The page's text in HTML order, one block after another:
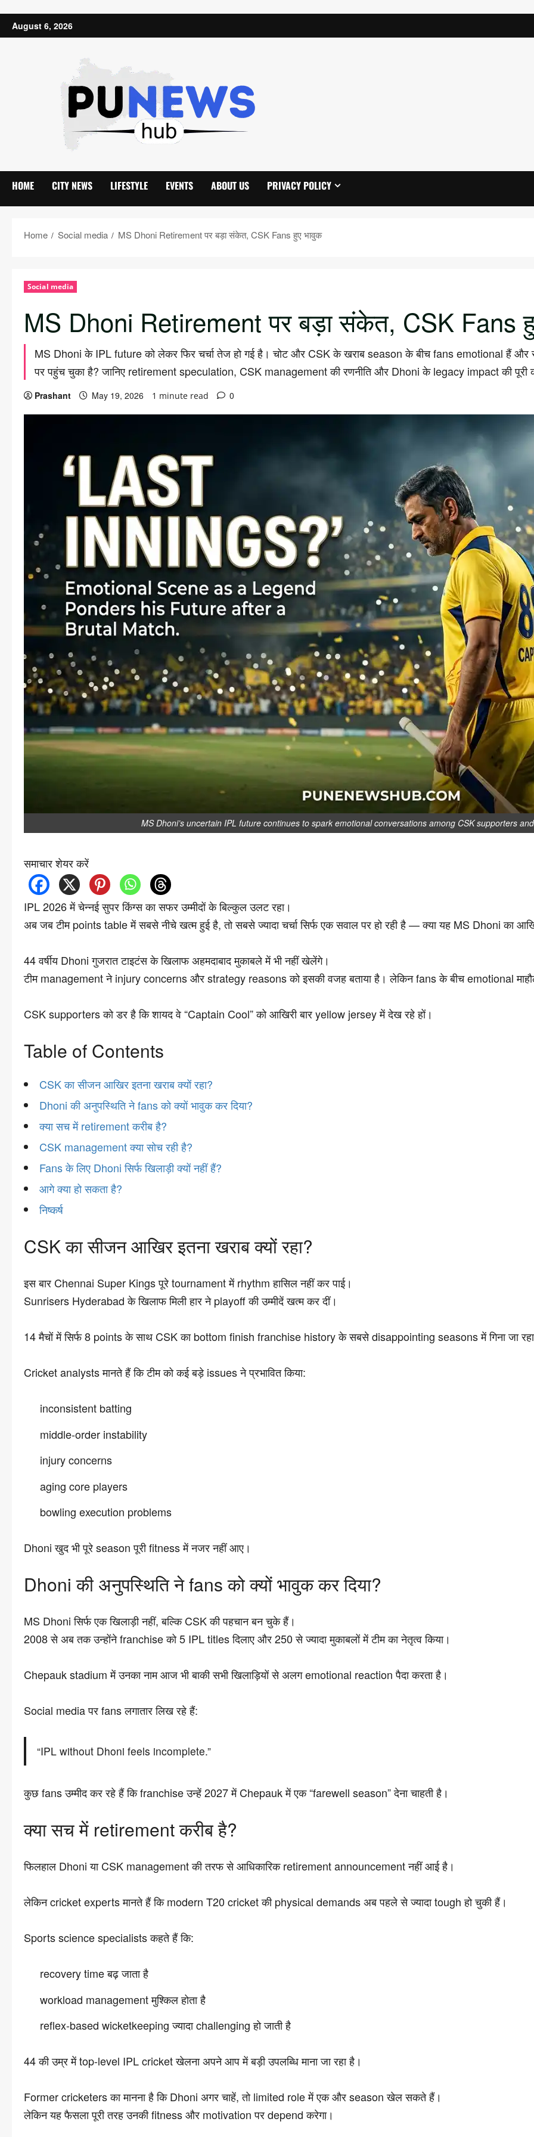
August 6, 2026
HOME CITY NEWS LIFESTYLE EVENTS ABOUT US PRIVACY POLICY
Home Social media MS Dhoni Retirement पर बड़ा संकेत, CSK Fans हुए भावुक
Social media
MS Dhoni Retirement पर बड़ा संकेत, CSK Fans
MS Dhoni के IPL future को लेकर फिर चर्चा तेज हो गई है। चोट और CSK के खराब season के बीच fans emotional हैं
पर पहुंच चुका है? जानिए retirement speculation, CSK management की रणनीति और Dhoni के legacy impact की पूरी
Prashant May 19, 2026 1 minute read 0
MS Dhoni’s uncertain IPL future continues to spark emotional conversations among CSK supporters
समाचार शेयर करें
IPL 2026 में चेन्नई सुपर किंग्स का सफर उम्मीदों के बिल्कुल उलट रहा।
अब जब टीम points table में सबसे नीचे खत्म हुई है, तो सबसे ज्यादा चर्चा सिर्फ एक सवाल पर हो रही है — क्या यह MS Dhoni का
44 वर्षीय Dhoni गुजरात टाइटंस के खिलाफ अहमदाबाद मुकाबले में भी नहीं खेलेंगे।
टीम management ने injury concerns और strategy reasons को इसकी वजह बताया है। लेकिन fans के बीच emotional
CSK supporters को डर है कि शायद वे “Captain Cool” को आखिरी बार yellow jersey में देख रहे हों।
Table of Contents
CSK का सीजन आखिर इतना खराब क्यों रहा?
Dhoni की अनुपस्थिति ने fans को क्यों भावुक कर दिया?
क्या सच में retirement करीब है?
CSK management क्या सोच रही है?
Fans के लिए Dhoni सिर्फ खिलाड़ी क्यों नहीं हैं?
आगे क्या हो सकता है?
निष्कर्ष
CSK का सीजन आखिर इतना खराब क्यों रहा?
इस बार Chennai Super Kings पूरे tournament में rhythm हासिल नहीं कर पाई।
Sunrisers Hyderabad के खिलाफ मिली हार ने playoff की उम्मीदें खत्म कर दीं।
14 मैचों में सिर्फ 8 points के साथ CSK का bottom finish franchise history के सबसे disappointing seasons में गिना जा
Cricket analysts मानते हैं कि टीम को कई बड़े issues ने प्रभावित किया:
inconsistent batting
middle-order instability
injury concerns
aging core players
bowling execution problems
Dhoni खुद भी पूरे season पूरी fitness में नजर नहीं आए।
Dhoni की अनुपस्थिति ने fans को क्यों भावुक कर दिया?
MS Dhoni सिर्फ एक खिलाड़ी नहीं, बल्कि CSK की पहचान बन चुके हैं।
2008 से अब तक उन्होंने franchise को 5 IPL titles दिलाए और 250 से ज्यादा मुकाबलों में टीम का नेतृत्व किया।
Chepauk stadium में उनका नाम आज भी बाकी सभी खिलाड़ियों से अलग emotional reaction पैदा करता है।
Social media पर fans लगातार लिख रहे हैं:
“IPL without Dhoni feels incomplete.”
कुछ fans उम्मीद कर रहे हैं कि franchise उन्हें 2027 में Chepauk में एक “farewell season” देना चाहती है।
क्या सच में retirement करीब है?
फिलहाल Dhoni या CSK management की तरफ से आधिकारिक retirement announcement नहीं आई है।
लेकिन cricket experts मानते हैं कि modern T20 cricket की physical demands अब पहले से ज्यादा tough हो चुकी हैं।
Sports science specialists कहते हैं कि:
recovery time बढ़ जाता है
workload management मुश्किल होता है
reflex-based wicketkeeping ज्यादा challenging हो जाती है
44 की उम्र में top-level IPL cricket खेलना अपने आप में बड़ी उपलब्धि माना जा रहा है।
Former cricketers का मानना है कि Dhoni अगर चाहें, तो limited role में एक और season खेल सकते हैं।
लेकिन यह फैसला पूरी तरह उनकी fitness और motivation पर depend करेगा।